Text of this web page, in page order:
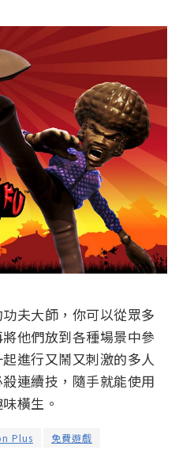
夫大師，你可以從眾多
他們放到各種場景中參
進行又鬧又刺激的多人
連續技，隨手就能使用
橫生。
Plus 免費遊戲